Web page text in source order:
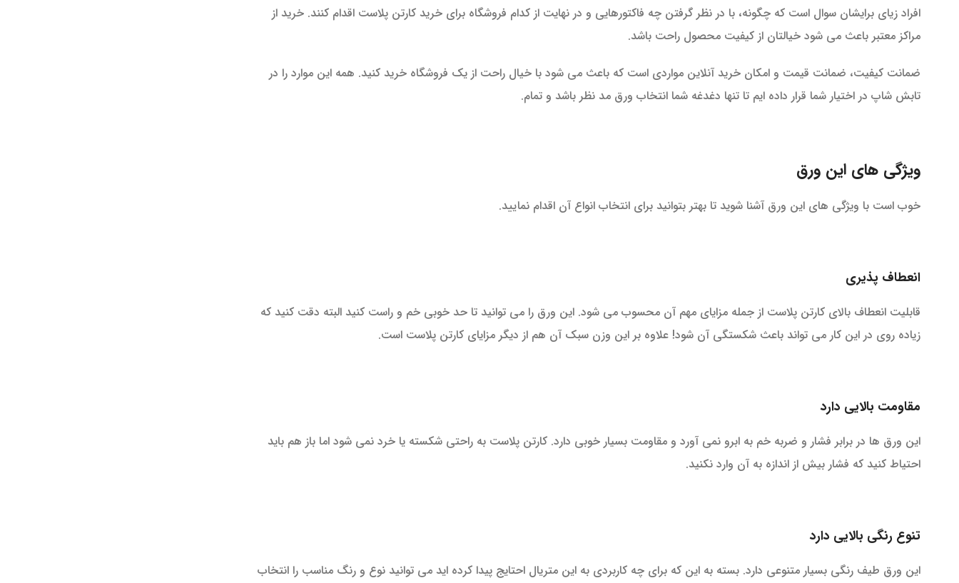
افراد زیای برایشان سوال است که چگونه، با در نظر گرفتن چه فاکتورهایی و در نهایت از کدام فروشگاه برای خرید کارتن پلاست اقدام کنند. خرید از
مراکز معتبر باعث می شود خیالتان از کیفیت محصول راحت باشد.
ضمانت کیفیت، ضمانت قیمت و امکان خرید آنلاین مواردی است که باعث می شود با خیال راحت از یک فروشگاه خرید کنید. همه این موارد را در
تابش شاپ در اختیار شما قرار داده ایم تا تنها دغدغه شما انتخاب ورق مد نظر باشد و تمام.
ویژگی های این ورق
خوب است با ویژگی های این ورق آشنا شوید تا بهتر بتوانید برای انتخاب انواع آن اقدام نمایید.
انعطاف پذیری
قابلیت انعطاف بالای کارتن پلاست از جمله مزایای مهم آن محسوب می شود. این ورق را می توانید تا حد خوبی خم و راست کنید البته دقت کنید که
زیاده روی در این کار می تواند باعث شکستگی آن شود! علاوه بر این وزن سبک آن هم از دیگر مزایای کارتن پلاست است.
مقاومت بالایی دارد
این ورق ها در برابر فشار و ضربه خم به ابرو نمی آورد و مقاومت بسیار خوبی دارد. کارتن پلاست به راحتی شکسته یا خرد نمی شود اما باز هم باید
احتیاط کنید که فشار بیش از اندازه به آن وارد نکنید.
تنوع رنگی بالایی دارد
این ورق طیف رنگی بسیار متنوعی دارد. بسته به این که برای چه کاربردی به این متریال احتایج پیدا کرده اید می توانید نوع و رنگ مناسب را انتخاب